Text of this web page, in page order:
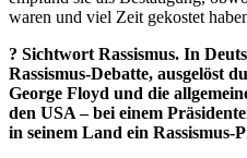
waren und viel Zeit gekostet
? Sichtwort Rassismus. In
Rassismus-Debatte, ausgelöst
George Floyd und die
den USA – bei einem
in seinem Land ein